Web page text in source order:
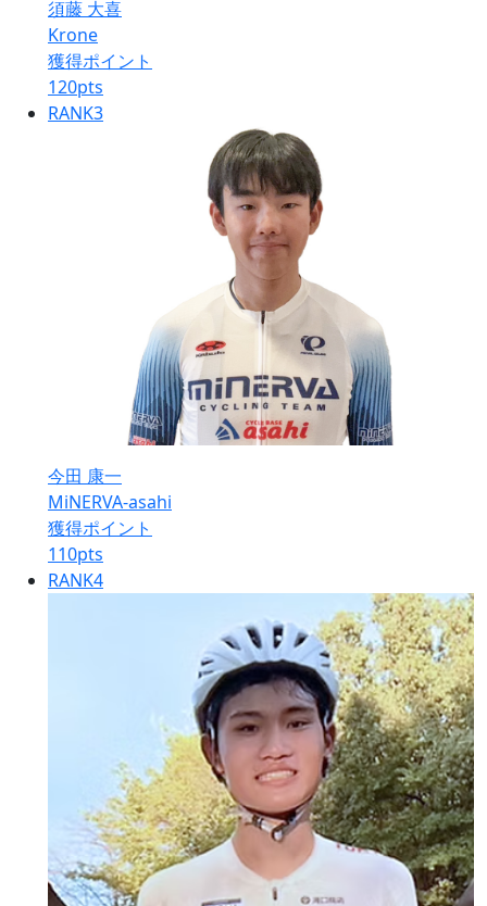
須藤 大喜
Krone
獲得ポイント
120pts
RANK3
今田 康一
MiNERVA-asahi
獲得ポイント
110pts
RANK4